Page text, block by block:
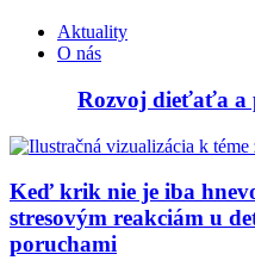
Aktuality
O nás
Rozvoj dieťaťa a
Keď krik nie je iba
stresovým reakciám u
poruchami